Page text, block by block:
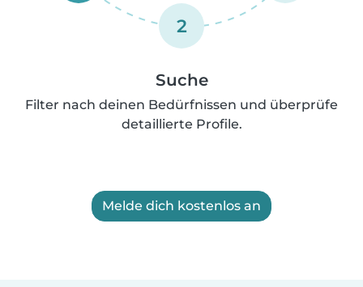
2
Suche
Filter nach deinen Bedürfnissen und überprüfe
detaillierte Profile.
Melde dich kostenlos an